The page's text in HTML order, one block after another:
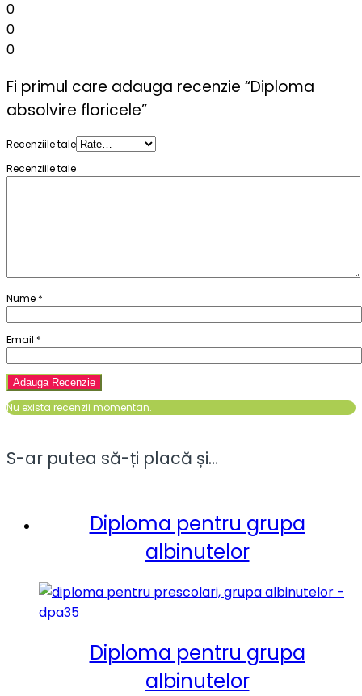
0
0
0
Fi primul care adauga recenzie “Diploma
absolvire floricele”
Recenziile tale
Recenziile tale
Nume *
Email *
Nu exista recenzii momentan.
S-ar putea să-ți placă și…
Diploma pentru grupa
albinutelor
Diploma pentru grupa
albinutelor